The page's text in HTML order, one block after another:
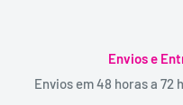
Envios e
Envios em 48 horas a